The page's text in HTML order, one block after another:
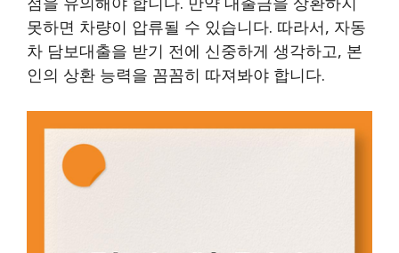
못하면 차량이 압류될 수 있습니다. 따라서, 자동
차 담보대출을 받기 전에 신중하게 생각하고, 본
인의 상환 능력을 꼼꼼히 따져봐야 합니다.